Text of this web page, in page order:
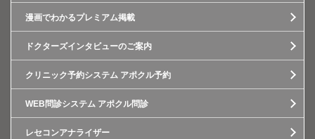
漫画でわかるプレミアム掲載
ドクターズインタビューのご案内
クリニック予約システム アポクル予約
WEB問診システム アポクル問診
レセコンアナライザー